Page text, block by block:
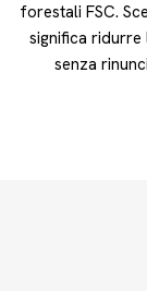
forestali FSC.
significa ridurre
senza